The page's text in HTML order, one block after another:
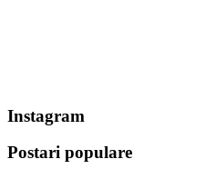
Instagram
Postari populare